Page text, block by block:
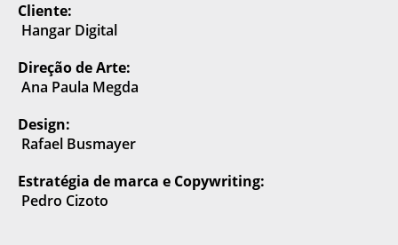
Cliente:
Hangar Digital
Direção de Arte:
Ana Paula Megda
Design:
Rafael Busmayer
Estratégia de marca e Copywriting:
Pedro Cizoto